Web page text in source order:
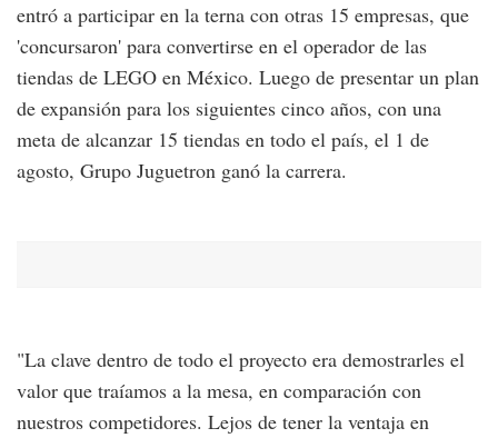
entró a participar en la terna con otras 15 empresas, que
'concursaron' para convertirse en el operador de las
tiendas de LEGO en México. Luego de presentar un plan
de expansión para los siguientes cinco años, con una
meta de alcanzar 15 tiendas en todo el país, el 1 de
agosto, Grupo Juguetron ganó la carrera.
"La clave dentro de todo el proyecto era demostrarles el
valor que traíamos a la mesa, en comparación con
nuestros competidores. Lejos de tener la ventaja en